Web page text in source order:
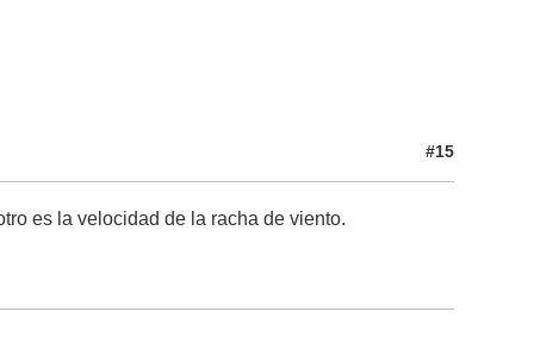
#15
es la velocidad de la racha de viento.